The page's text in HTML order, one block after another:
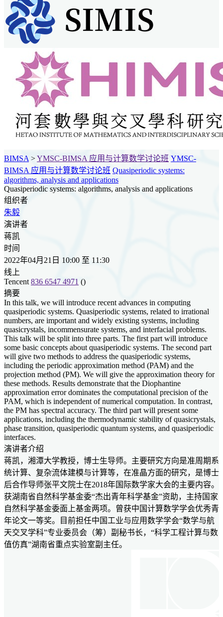
BIMSA >YMSC-BIMSA 应用与计算数学讨论班 YMSC-
BIMSA 应用与计算数学讨论班 Quasiperiodic systems:
algorithms, analysis and applications
Quasiperiodic systems: algorithms, analysis and applications
组织者
朱毅
演讲者
蒋凯
时间
2022年04月21日 10:00 至 11:30
线上
Tencent 836 6547 4971 ()
摘要
In this talk, we will introduce recent advances in computing
quasiperiodic systems. Quasiperiodic systems, related to irrational
numbers, are important and widely existing systems, including
quasicrystals, incommensurate systems, and interfacial problems.
This talk will be split into three parts. The first part will introduce
some basic concepts about quasiperiodic systems. The second part
will give two methods to address the quasiperiodic systems,
including the periodic approximation method (PAM) and the
projection method (PM). We will give the approximation theory for
these methods. Results demonstrate that the Diophantine
approximation error dominates the computational precision of the
PAM, which is independent of numerical computation. In contrast,
the PM has spectral accuracy. The third part will present some
applications, including the thermodynamic stability of quasicrystals,
phase transition, quasiperiodic quantum systems, and quasiperiodic
interfaces.
演讲者介绍
蒋凯，湘潭大学教授，博士生导师。主要研究方向是准周期系
统计算、复杂流体建模与计算等，在准晶方面的研究，是博士
后合作导师张平文院士在2018年国际数学家大会的主要内容。
获湖南省自然科学基金委“杰出青年科学基金”资助，主持国家
自然科学基金委面上基金两项。曾获中国计算数学学会优秀青
年论文一等奖。目前担任中国工业与应用数学学会“数学与航
天交叉学科”专业委员会（筹）副秘书长，“科学工程计算与数
值仿真”湖南省重点实验室副主任。